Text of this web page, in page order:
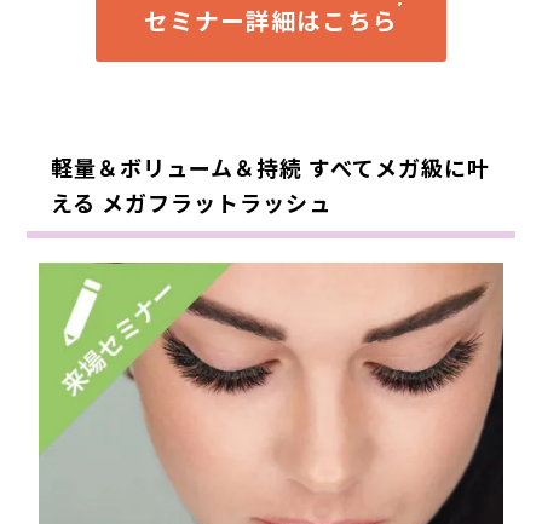
セミナー詳細はこちら
軽量＆ボリューム＆持続 すべてメガ級に叶
える メガフラットラッシュ